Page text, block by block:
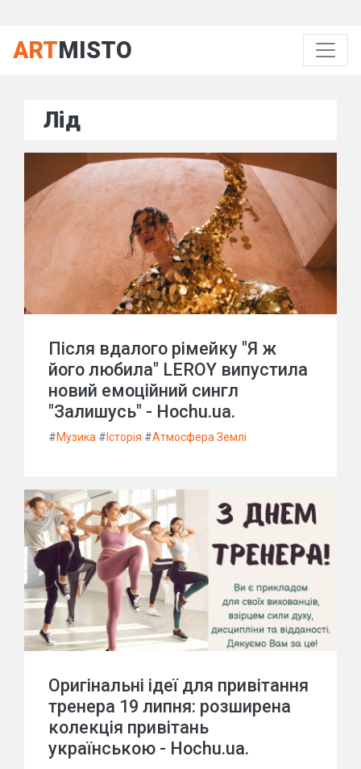
ARTMISTO
Лід
Після вдалого рімейку "Я ж
його любила" LEROY випустила
новий емоційний сингл
"Залишусь" - Hochu.ua.
#Музика # Історія #Атмосфера Землі
Оригінальні ідеї для привітання
тренера 19 липня: розширена
колекція привітань
українською - Hochu.ua.